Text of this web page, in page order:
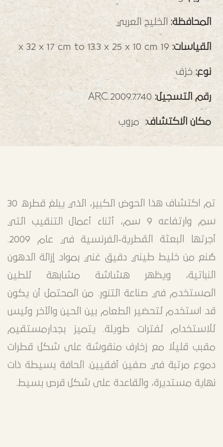
المحافظة: الخليج العربي
القياسات: 19 x 32 x 17 cm to 13.3 x 25 x 10 cm
نوع: خزف
رقم التسجيل: ARC.2009.7.740
مكان الاكتشاف: مروب
تم اكتشاف هذا الحوض الكبير، الذي يبلغ قطره 30
سم وارتفاعه 9 سم، أثناء أعمال التنقيب التي
أجرتها البعثة القطرية-الفرنسية في عام 2009.
صُنع من خليط طيني دقيق غني بمواد إزالة الدهون
النباتية، ويظهر هشاشة مشابهة للطين
المستخدم في صناعة التنور. من المحتمل أن يكون
قد استخدم لتحضير الطعام بين الحين والآخر وليس
للاستخدام لفترات طويلة. يتميز بجدارمستقيم
مقبب قليلا مع زخارف منقوشة على شكل قطرات
دموع مرتبة في صفين أفقيين. الحافة بسيطة ذات
نهاية مستديرة، والقاعدة على شكل قرص بسيط.